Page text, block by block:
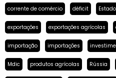
corrente de comércio déficit
exportações exportações agrícolas
importação importações
Mdic produtos agrícolas Rússia